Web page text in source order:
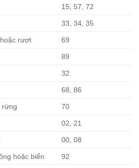
15, 57, 72
33, 34, 35
rượt 69
89
32
68, 86
rừng 70
02, 21
00, 08
hoặc biển 92